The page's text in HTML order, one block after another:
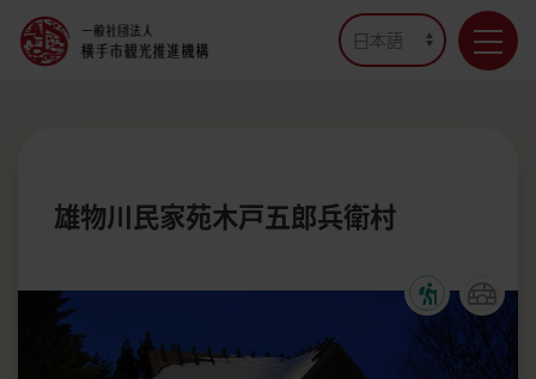
雄物川民家苑木戸五郎兵衛村